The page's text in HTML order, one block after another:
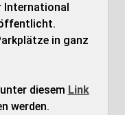
International
in ganz
diesem Link
werden.